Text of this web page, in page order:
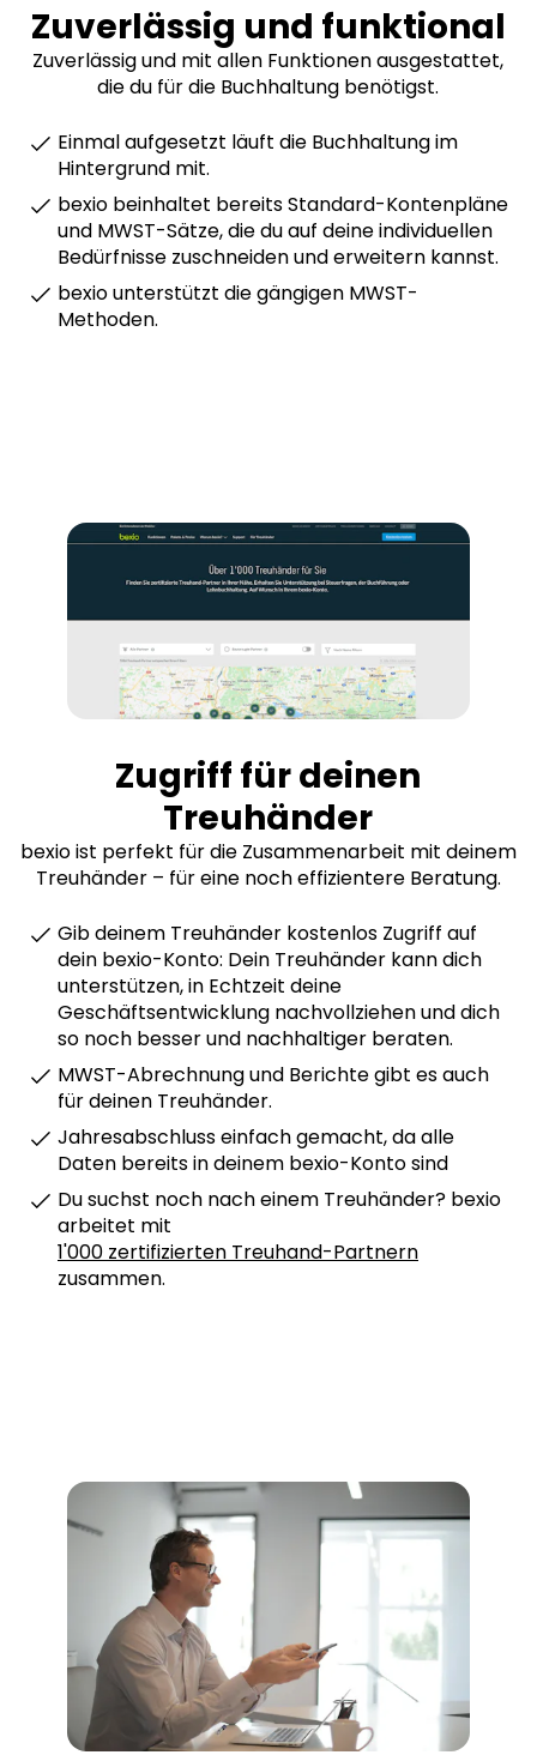
Zuverlässig und funktional
Zuverlässig und mit allen Funktionen ausgestattet,
die du für die Buchhaltung benötigst.
Einmal aufgesetzt läuft die Buchhaltung im
Hintergrund mit.
bexio beinhaltet bereits Standard-Kontenpläne
und MWST-Sätze, die du auf deine individuellen
Bedürfnisse zuschneiden und erweitern kannst.
bexio unterstützt die gängigen MWST-
Methoden.
Zugriff für deinen
Treuhänder
bexio ist perfekt für die Zusammenarbeit mit deinem
Treuhänder – für eine noch effizientere Beratung.
Gib deinem Treuhänder kostenlos Zugriff auf
dein bexio-Konto: Dein Treuhänder kann dich
unterstützen, in Echtzeit deine
Geschäftsentwicklung nachvollziehen und dich
so noch besser und nachhaltiger beraten.
MWST-Abrechnung und Berichte gibt es auch
für deinen Treuhänder.
Jahresabschluss einfach gemacht, da alle
Daten bereits in deinem bexio-Konto sind
Du suchst noch nach einem Treuhänder? bexio
arbeitet mit
1'000 zertifizierten Treuhand-Partnern
zusammen.